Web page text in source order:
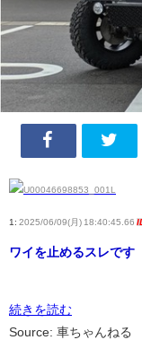
1: 2025/06/09(月) 18:40:45.66
ワイを止めるスレです
続きを読む
Source: 車ちゃんねる